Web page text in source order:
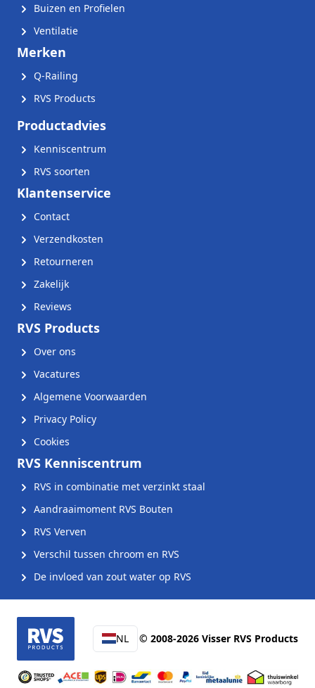
Buizen en Profielen
Ventilatie
Merken
Q-Railing
RVS Products
Productadvies
Kenniscentrum
RVS soorten
Klantenservice
Contact
Verzendkosten
Retourneren
Zakelijk
Reviews
RVS Products
Over ons
Vacatures
Algemene Voorwaarden
Privacy Policy
Cookies
RVS Kenniscentrum
RVS in combinatie met verzinkt staal
Aandraaimoment RVS Bouten
RVS Verven
Verschil tussen chroom en RVS
De invloed van zout water op RVS
NL © 2008-2026 Visser RVS Products